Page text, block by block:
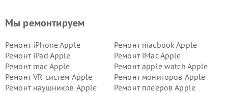
Мы ремонтируем
Ремонт iPhone Apple
Ремонт macbook Apple
Ремонт iPad Apple
Ремонт iMac Apple
Ремонт mac Apple
Ремонт apple watch Apple
Ремонт VR систем Apple
Ремонт мониторов Apple
Ремонт наушников Apple
Ремонт плееров Apple